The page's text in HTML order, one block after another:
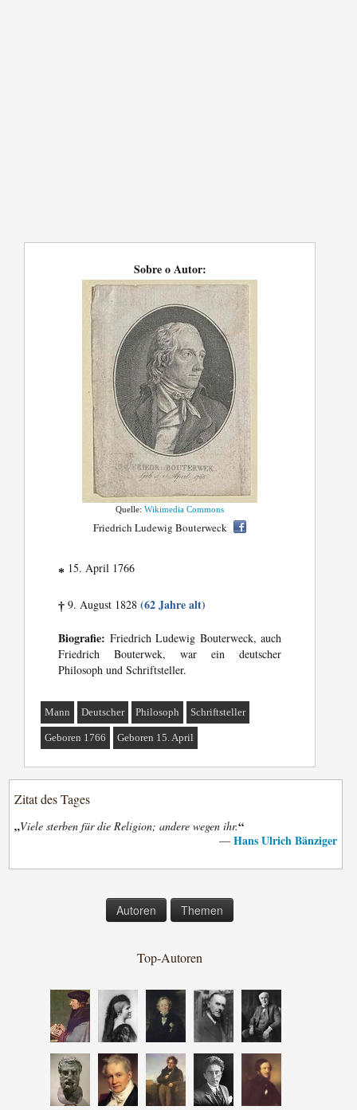
Sobre o Autor:
Quelle:Wikimedia Commons
Friedrich Ludewig Bouterweck
* 15. April 1766
† 9. August 1828(62 Jahre alt)
Biografie: Friedrich Ludewig Bouterweck, auch
Friedrich Bouterwek, war ein deutscher
Philosoph und Schriftsteller.
Mann Deutscher Philosoph Schriftsteller
Geboren 1766 Geboren 15. April
Zitat des Tages
„Viele sterben für die Religion; andere wegen ihr.“
— Hans Ulrich Bänziger
Autoren Themen
Top-Autoren